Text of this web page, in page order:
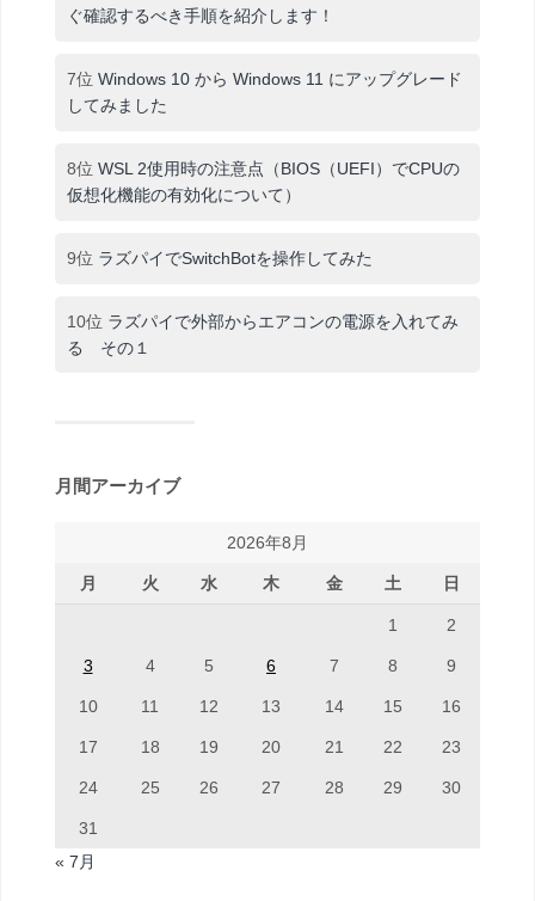
ぐ確認するべき手順を紹介します！
7位 Windows 10 から Windows 11 にアップグレード
してみました
8位 WSL 2使用時の注意点（BIOS（UEFI）でCPUの
仮想化機能の有効化について）
9位 ラズパイでSwitchBotを操作してみた
10位 ラズパイで外部からエアコンの電源を入れてみ
る その１
月間アーカイブ
2026年8月
月 火 水 木 金 土 日
1 2
3 4 5 6 7 8 9
10 11 12 13 14 15 16
17 18 19 20 21 22 23
24 25 26 27 28 29 30
31
« 7月